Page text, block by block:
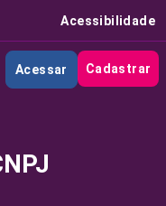
Acessibilidade
Acessar Cadastrar